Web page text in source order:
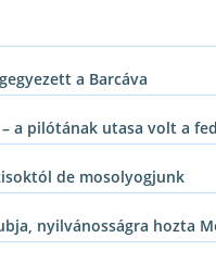
a Barcáva
a pilótának utasa volt a
de mosolyogjunk
nyilvánosságra hozta